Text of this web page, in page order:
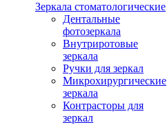
Зеркала стоматологические
Дентальные
фотозеркала
Внутриротовые
зеркала
Ручки для зеркал
Микрохирургические
зеркала
Контрасторы для
зеркал